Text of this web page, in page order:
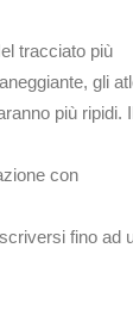
tracciato più
gli
più ripidi.
con
fino ad